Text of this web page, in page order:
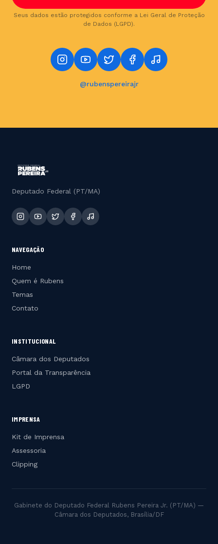
Seus dados estão protegidos conforme a Lei Geral de Proteção
de Dados (LGPD).
@rubenspereirajr
Deputado Federal (PT/MA)
NAVEGAÇÃO
Home
Quem é Rubens
Temas
Contato
INSTITUCIONAL
Câmara dos Deputados
Portal da Transparência
LGPD
IMPRENSA
Kit de Imprensa
Assessoria
Clipping
Gabinete do Deputado Federal Rubens Pereira Jr. (PT/MA) —
Câmara dos Deputados, Brasília/DF